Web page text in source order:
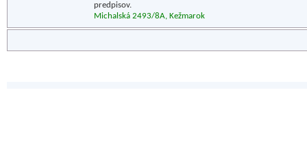
predpisov.
Michalská 2493/8A, Kežmarok